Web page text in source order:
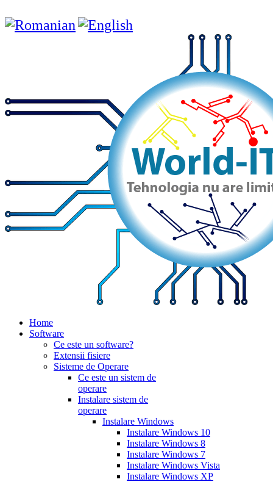
Home
Software
Ce este un software?
Extensii fisiere
Sisteme de Operare
Ce este un sistem de
operare
Instalare sistem de
operare
Instalare Windows
Instalare Windows 10
Instalare Windows 8
Instalare Windows 7
Instalare Windows Vista
Instalare Windows XP